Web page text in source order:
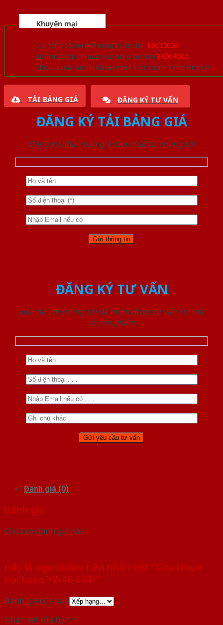
Khuyến mại
Quà tặng đồ nội thất trang trí lên đến 1.000.000đ
Giảm trực tiếp khi mua đơn hàng lớn hơn 3.000.000đ
Nhiều ưu đãi lớn khi đăng ký tài khoản thành viên thân thiết
TẢI BẢNG GIÁ ĐĂNG KÝ TƯ VẤN
ĐĂNG KÝ TẢI BẢNG GIÁ
Đăng ký nhận báo giá mới nhất từ chúng tôi
ĐĂNG KÝ TƯ VẤN
Liên hệ với chúng tôi để nhận được tư vấn chi tiết
về sản phẩm
Đánh giá (0)
Đánh giá
Chưa có đánh giá nào.
Hãy là người đầu tiên nhận xét “Cửa Nhựa
Đài Loan YY-46-SGD”
Đánh giá của bạn
Nhận xét của bạn *